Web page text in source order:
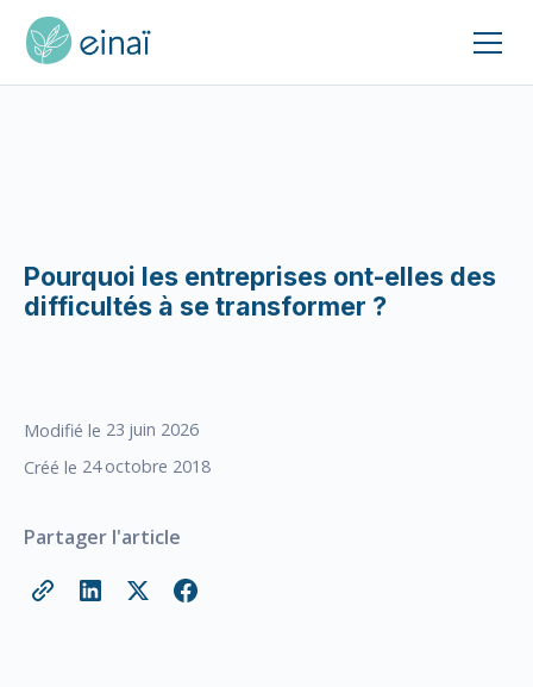
Pourquoi les entreprises ont-elles des
difficultés à se transformer ?
Modifié le 23 juin 2026
Créé le 24 octobre 2018
Partager l'article